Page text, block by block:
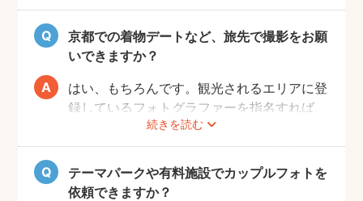
イクなどのオプションをご用意しておりませ
んので、お客様自身でご用意くださいませ。
京都での着物デートなど、旅先で撮影をお願
いできますか？
続きを読む
はい、もちろんです。観光されるエリアに登
録しているフォトグラファーを指名すれば、
旅行先でも撮影できます。
お好きな時間帯に撮影もできるので、是非と
も思い出に残るデートプランにしてください
ね！
テーマパークや有料施設でカップルフォトを
依頼できますか？